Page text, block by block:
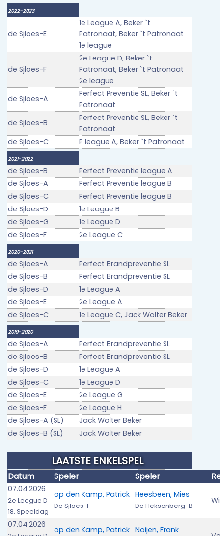
2022-2023
de Sjloes-E
1e League A, Beker `t
Patronaat, Beker `t Patronaat
1e league
de Sjloes-F
2e League D, Beker `t
Patronaat, Beker `t Patronaat
2e league
de Sjloes-A
Perfect Preventie SL, Beker `t
Patronaat
de Sjloes-B
Perfect Preventie SL, Beker `t
Patronaat
de Sjloes-C
P league A, Beker `t Patronaat
2021-2022
de Sjloes-B
Perfect Preventie league A
de Sjloes-A
Perfect Preventie league B
de Sjloes-C
Perfect Preventie league B
de Sjloes-D
1e League B
de Sjloes-G
1e League D
de Sjloes-F
2e League C
2020-2021
de Sjloes-A
Perfect Brandpreventie SL
de Sjloes-B
Perfect Brandpreventie SL
de Sjloes-D
1e League A
de Sjloes-E
2e League A
de Sjloes-C
1e League C, Jack Wolter Beker
2019-2020
de Sjloes-A
Perfect Brandpreventie SL
de Sjloes-B
Perfect Brandpreventie SL
de Sjloes-D
1e League A
de Sjloes-C
1e League D
de Sjloes-E
2e League G
de Sjloes-F
2e League H
de Sjloes-A (SL)
Jack Wolter Beker
de Sjloes-B (SL)
Jack Wolter Beker
LAATSTE ENKELSPEL
Datum Speler Speler
07.04.2026
2e League D
18. Speeldag
op den Kamp, Patrick
De Sjloes-F
Heesbeen, Mies
De Heksenberg-B
07.04.2026
op den Kamp, Patrick Noijen, Frank